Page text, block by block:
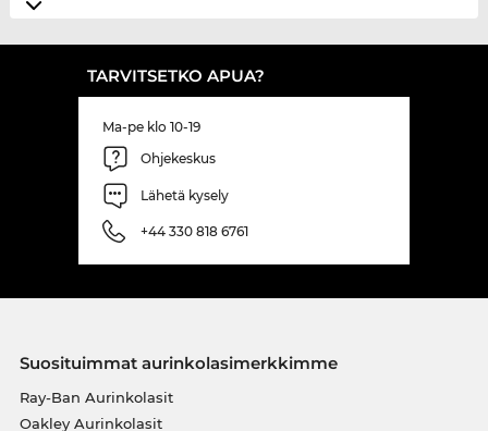
TARVITSETKO APUA?
Ma-pe klo 10-19
Ohjekeskus
Lähetä kysely
+44 330 818 6761
Suosituimmat aurinkolasimerkkimme
Ray-Ban Aurinkolasit
Oakley Aurinkolasit